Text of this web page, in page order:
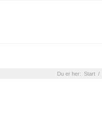
Du er her: Start /